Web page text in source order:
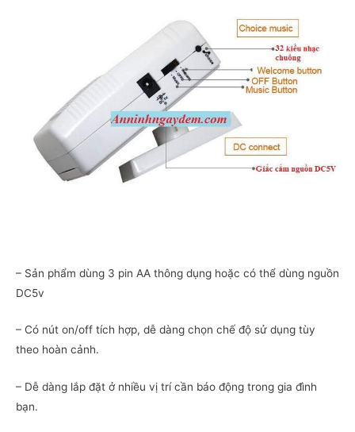
– Sản phẩm dùng 3 pin AA thông dụng hoặc có thể dùng nguồn
DC5v
– Có nút on/off tích hợp, dễ dàng chọn chế độ sử dụng tùy
theo hoàn cảnh.
– Dễ dàng lắp đặt ở nhiều vị trí cần báo động trong gia đình
bạn.